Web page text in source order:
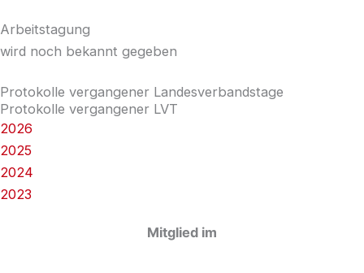
Arbeitstagung
wird noch bekannt gegeben
Protokolle vergangener Landesverbandstage
Protokolle vergangener LVT
2026
2025
2024
2023
Mitglied im